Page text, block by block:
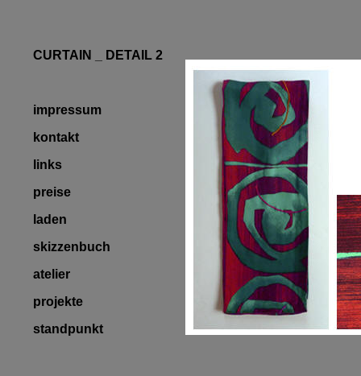
CURTAIN _ DETAIL 2
impressum
kontakt
links
preise
laden
skizzenbuch
atelier
projekte
standpunkt